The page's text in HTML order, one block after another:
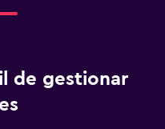
de gestionar